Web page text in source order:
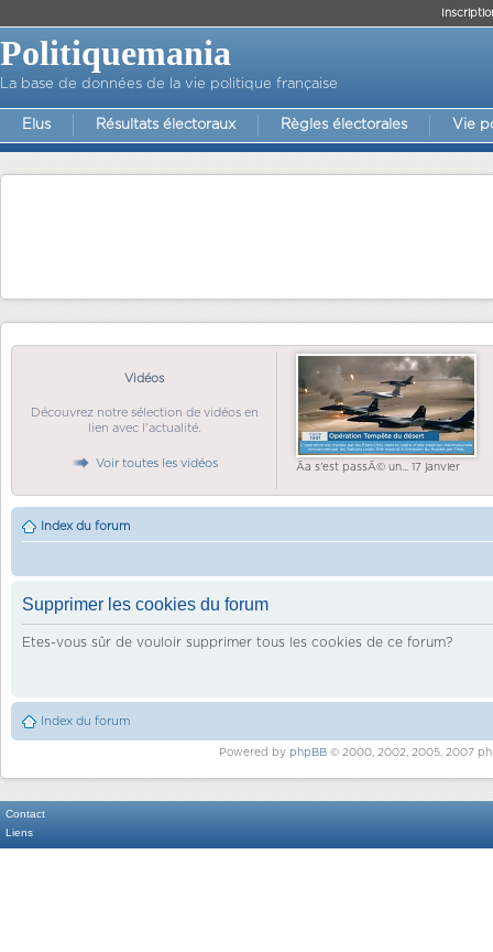
Politiquemania
La base de données de la vie politique française
Elus Résultats électoraux Règles électorales Vie
Vidéos
Découvrez notre sélection de vidéos en
lien avec l'actualité.
Voir toutes les vidéos Ãa s'est passÃ© un... 17 janvier
Index du forum
Supprimer les cookies du forum
Etes-vous sûr de vouloir supprimer tous les cookies de ce forum?
Index du forum
Powered by phpBB© 2000, 2002, 2005, 2007
Contact
Liens